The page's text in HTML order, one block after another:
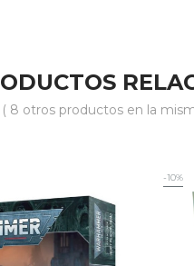
( 8 otros productos en la
-10%